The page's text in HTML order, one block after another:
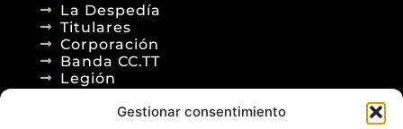
Gestionar consentimiento
La Despedía
Titulares
Corporación
Banda CC.TT
Legión
Agenda